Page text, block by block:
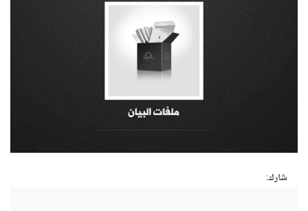
شارك: